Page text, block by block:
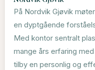
På Nordvik Gjøvik
en dyptgående
Med kontor sentralt
mange års erfaring
tilby en personlig og